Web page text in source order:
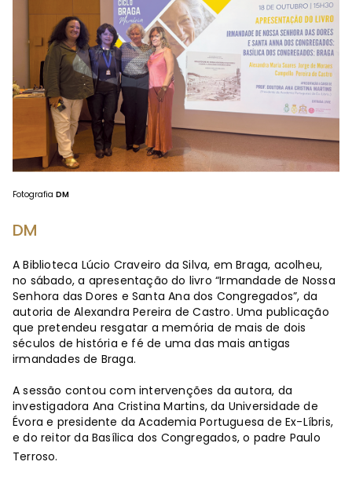
Fotografia DM
DM
A Biblioteca Lúcio Craveiro da Silva, em Braga, acolheu,
no sábado, a apresentação do livro “Irmandade de Nossa
Senhora das Dores e Santa Ana dos Congregados”, da
autoria de Alexandra Pereira de Castro. Uma publicação
que pretendeu resgatar a memória de mais de dois
séculos de história e fé de uma das mais antigas
irmandades de Braga.
A sessão contou com intervenções da autora, da
investigadora Ana Cristina Martins, da Universidade de
Évora e presidente da Academia Portuguesa de Ex-Líbris,
e do reitor da Basílica dos Congregados, o padre Paulo
Terroso.